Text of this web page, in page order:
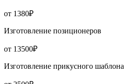
от 1380₽
Изготовление позиционеров
от 13500₽
Изготовление прикусного шаблона